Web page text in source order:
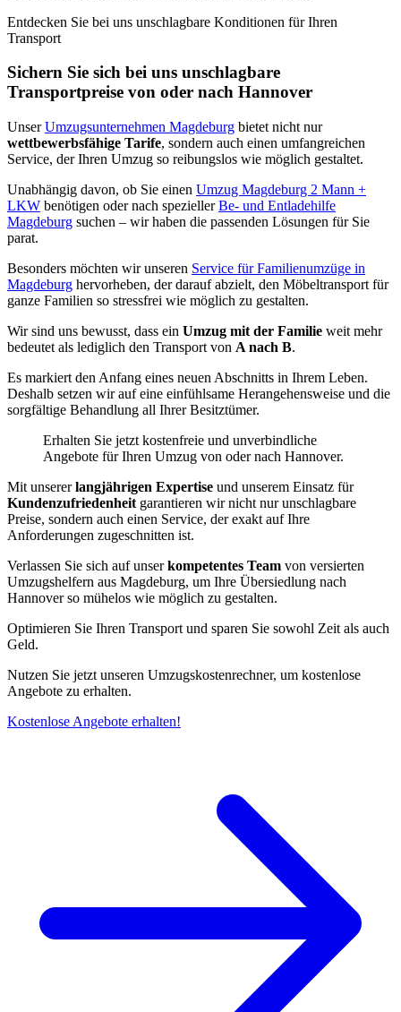
Entdecken Sie bei uns unschlagbare Konditionen für Ihren
Transport
Sichern Sie sich bei uns unschlagbare
Transportpreise von oder nach Hannover
UnserUmzugsunternehmen Magdeburg bietet nicht nur
wettbewerbsfähige Tarife, sondern auch einen umfangreichen
Service, der Ihren Umzug so reibungslos wie möglich gestaltet.
Unabhängig davon, ob Sie einen Umzug Magdeburg 2 Mann +
LKW benötigen oder nach speziellerBe- und Entladehilfe
Magdeburg suchen – wir haben die passenden Lösungen für Sie
parat.
Besonders möchten wir unseren Service für Familienumzüge in
Magdeburg hervorheben, der darauf abzielt, den Möbeltransport für
ganze Familien so stressfrei wie möglich zu gestalten.
Wir sind uns bewusst, dass ein Umzug mit der Familie weit mehr
bedeutet als lediglich den Transport von A nach B.
Es markiert den Anfang eines neuen Abschnitts in Ihrem Leben.
Deshalb setzen wir auf eine einfühlsame Herangehensweise und die
sorgfältige Behandlung all Ihrer Besitztümer.
Erhalten Sie jetzt kostenfreie und unverbindliche
Angebote für Ihren Umzug von oder nach Hannover.
Mit unsererlangjährigen Expertise und unserem Einsatz für
Kundenzufriedenheit garantieren wir nicht nur unschlagbare
Preise, sondern auch einen Service, der exakt auf Ihre
Anforderungen zugeschnitten ist.
Verlassen Sie sich auf unserkompetentes Team von versierten
Umzugshelfern aus Magdeburg, um Ihre Übersiedlung nach
Hannover so mühelos wie möglich zu gestalten.
Optimieren Sie Ihren Transport und sparen Sie sowohl Zeit als auch
Geld.
Nutzen Sie jetzt unseren Umzugskostenrechner, um kostenlose
Angebote zu erhalten.
Kostenlose Angebote erhalten!